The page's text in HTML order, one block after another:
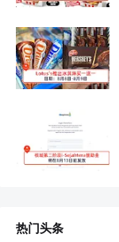
热门头条